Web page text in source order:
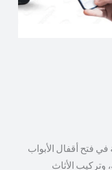
في فتح أقفال الأبواب